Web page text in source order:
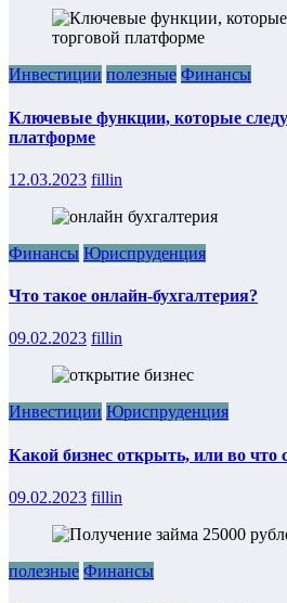
Инвестиции полезные Финансы
Ключевые функции, которые
платформе
12.03.2023 fillin
Финансы Юриспруденция
Что такое онлайн-бухгалтерия?
09.02.2023 fillin
Инвестиции Юриспруденция
Какой бизнес открыть, или во что
09.02.2023 fillin
полезные Финансы